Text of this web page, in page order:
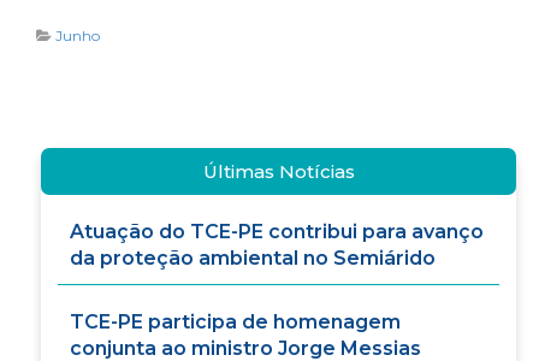
Junho
Últimas Notícias
Atuação do TCE-PE contribui para avanço
da proteção ambiental no Semiárido
TCE-PE participa de homenagem
conjunta ao ministro Jorge Messias